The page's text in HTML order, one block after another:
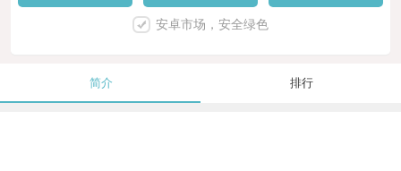
安卓市场，安全绿色
简介 排行